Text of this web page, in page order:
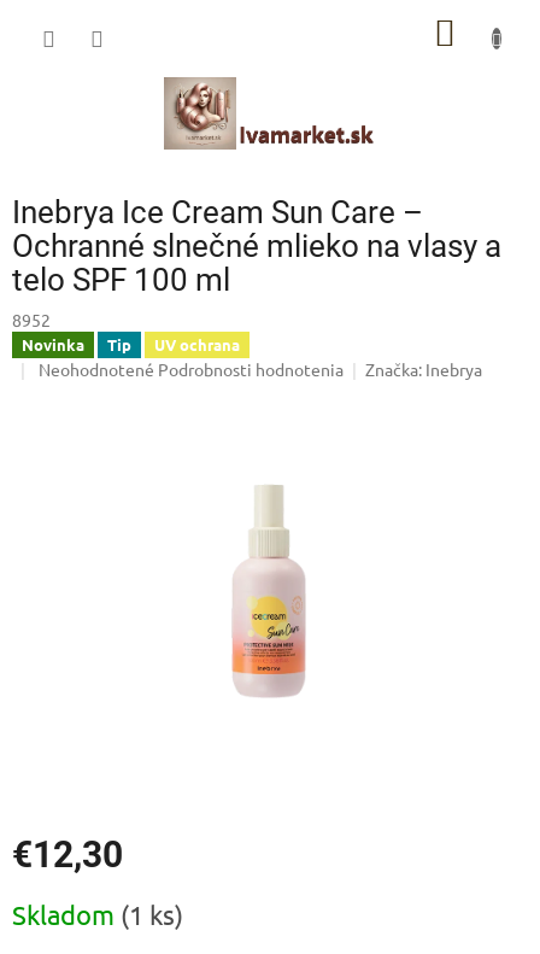
Inebrya Ice Cream Sun Care –
Ochranné slnečné mlieko na vlasy a
telo SPF 100 ml
8952
Novinka Tip UV ochrana
Priemerné
Neohodnotené Podrobnosti hodnotenia Značka: Inebrya
€12,30
cena:
Skladom (1 ks)
IVAMARKET poradca